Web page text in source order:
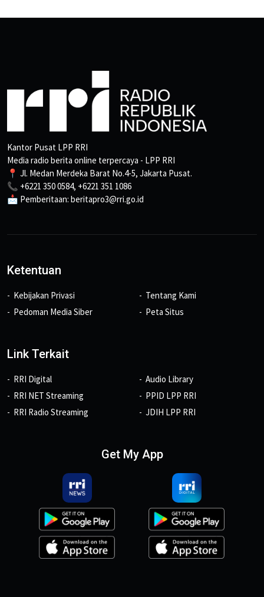
Kantor Pusat LPP RRI
Media radio berita online terpercaya - LPP RRI
📍 Jl. Medan Merdeka Barat No.4-5, Jakarta Pusat.
📞 +6221 350 0584, +6221 351 1086
📩 Pemberitaan: beritapro3@rri.go.id
Ketentuan
Kebijakan Privasi
Pedoman Media Siber
Tentang Kami
Peta Situs
Link Terkait
RRI Digital
RRI NET Streaming
RRI Radio Streaming
Audio Library
PPID LPP RRI
JDIH LPP RRI
Get My App